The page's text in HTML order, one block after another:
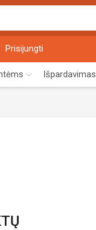
Prisijungti
Išpardavimas